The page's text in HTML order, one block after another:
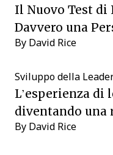
Il Nuovo Test di
Davvero una
By David Rice
Sviluppo della
L’esperienza di
diventando una
By David Rice